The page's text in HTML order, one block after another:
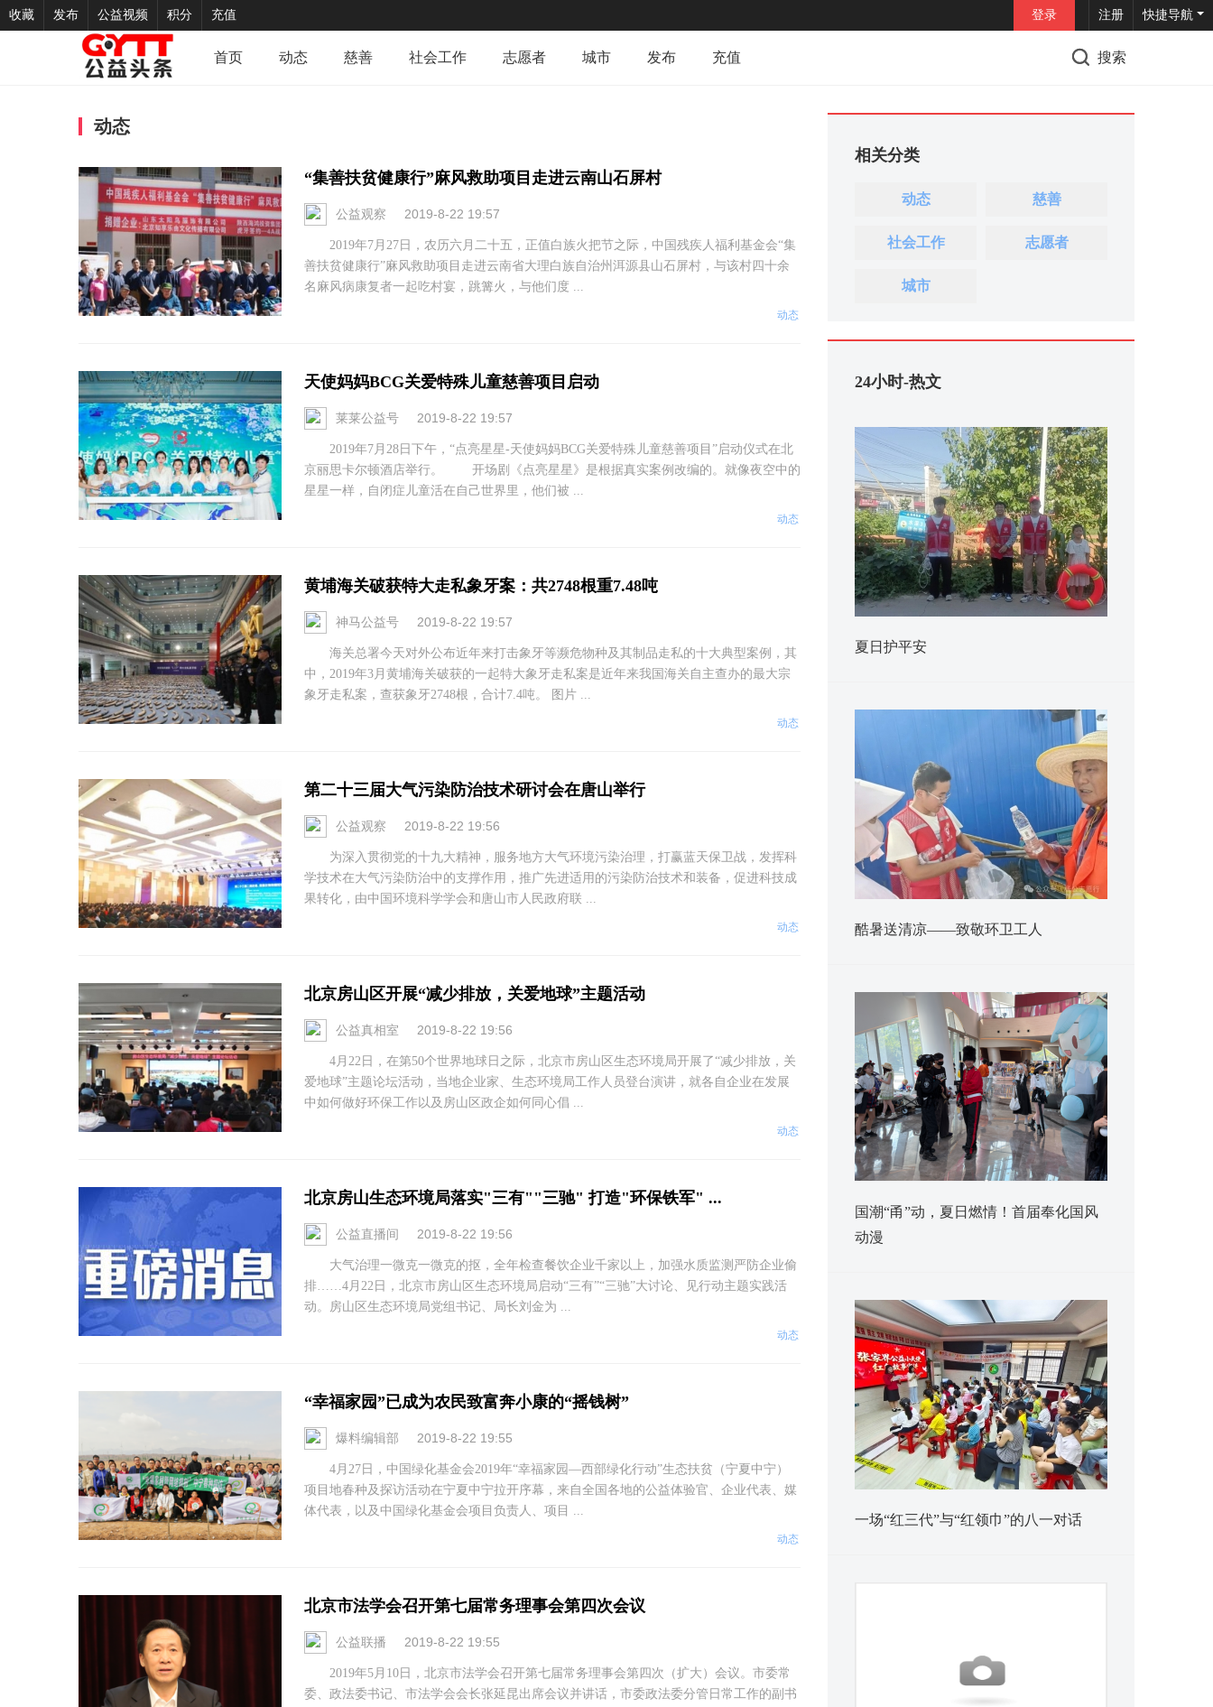
收藏 发布 公益视频 积分 充值 快捷导航
登录 注册
首页 动态 慈善 社会工作 志愿者 城市 发布 充值 搜索
动态
“集善扶贫健康行”麻风救助项目走进云南山石屏村
公益观察 2019-8-22 19:57
2019年7月27日，农历六月二十五，正值白族火把节之际，中国残疾人福利基金会“集
善扶贫健康行”麻风救助项目走进云南省大理白族自治州洱源县山石屏村，与该村四十余
名麻风病康复者一起吃村宴，跳篝火，与他们度 ...
动态
天使妈妈BCG关爱特殊儿童慈善项目启动
莱莱公益号 2019-8-22 19:57
2019年7月28日下午，“点亮星星-天使妈妈BCG关爱特殊儿童慈善项目”启动仪式在北
京丽思卡尔顿酒店举行。 开场剧《点亮星星》是根据真实案例改编的。就像夜空中的
星星一样，自闭症儿童活在自己世界里，他们被 ...
动态
黄埔海关破获特大走私象牙案：共2748根重7.48吨
神马公益号 2019-8-22 19:57
海关总署今天对外公布近年来打击象牙等濒危物种及其制品走私的十大典型案例，其
中，2019年3月黄埔海关破获的一起特大象牙走私案是近年来我国海关自主查办的最大宗
象牙走私案，查获象牙2748根，合计7.4吨。 图片 ...
动态
第二十三届大气污染防治技术研讨会在唐山举行
公益观察 2019-8-22 19:56
为深入贯彻党的十九大精神，服务地方大气环境污染治理，打赢蓝天保卫战，发挥科
学技术在大气污染防治中的支撑作用，推广先进适用的污染防治技术和装备，促进科技成
果转化，由中国环境科学学会和唐山市人民政府联 ...
动态
北京房山区开展“减少排放，关爱地球”主题活动
公益真相室 2019-8-22 19:56
4月22日，在第50个世界地球日之际，北京市房山区生态环境局开展了“减少排放，关
爱地球”主题论坛活动，当地企业家、生态环境局工作人员登台演讲，就各自企业在发展
中如何做好环保工作以及房山区政企如何同心倡 ...
动态
北京房山生态环境局落实"三有""三驰" 打造"环保铁军" ...
公益直播间 2019-8-22 19:56
大气治理一微克一微克的抠，全年检查餐饮企业千家以上，加强水质监测严防企业偷
排……4月22日，北京市房山区生态环境局启动“三有”“三驰”大讨论、见行动主题实践活
动。房山区生态环境局党组书记、局长刘金为 ...
动态
“幸福家园”已成为农民致富奔小康的“摇钱树”
爆料编辑部 2019-8-22 19:55
4月27日，中国绿化基金会2019年“幸福家园—西部绿化行动”生态扶贫（宁夏中宁）
项目地春种及探访活动在宁夏中宁拉开序幕，来自全国各地的公益体验官、企业代表、媒
体代表，以及中国绿化基金会项目负责人、项目 ...
动态
北京市法学会召开第七届常务理事会第四次会议
公益联播 2019-8-22 19:55
2019年5月10日，北京市法学会召开第七届常务理事会第四次（扩大）会议。市委常
委、政法委书记、市法学会会长张延昆出席会议并讲话，市委政法委分管日常工作的副书
相关分类
动态 慈善
社会工作 志愿者
城市
24小时-热文
夏日护平安
酷暑送清凉——致敬环卫工人
国潮“甬”动，夏日燃情！首届奉化国风
动漫
一场“红三代”与“红领巾”的八一对话